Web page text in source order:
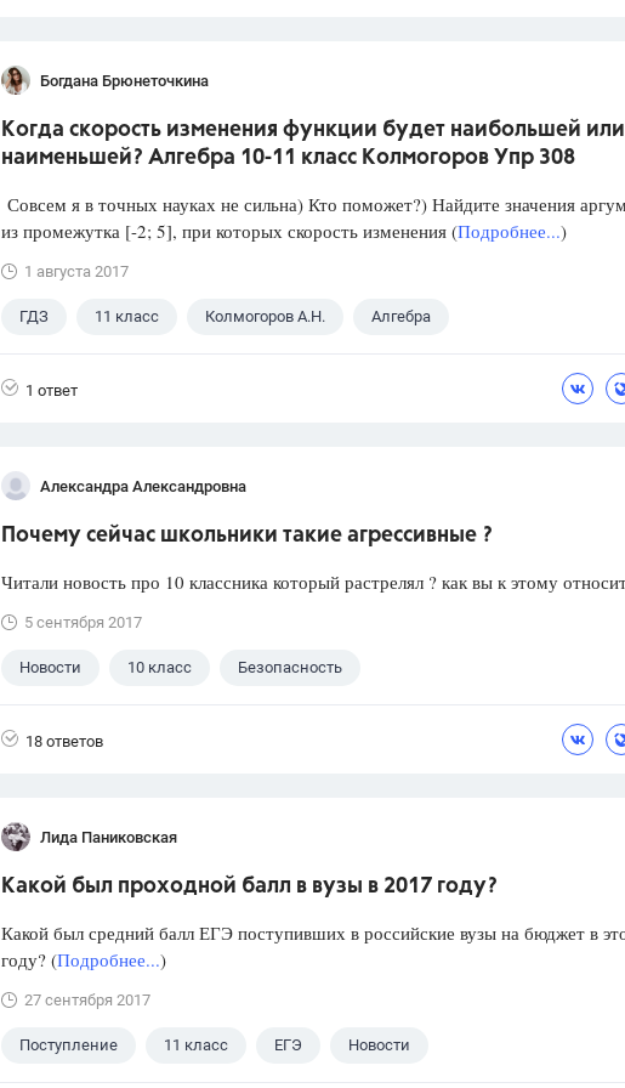
Богдана Брюнеточкина
Когда скорость изменения функции будет наибольшей или
наименьшей? Алгебра 10-11 класс Колмогоров Упр 308
Совсем я в точных науках не сильна) Кто поможет?) Найдите значения
из промежутка [-2; 5], при которых скорость изменения (Подробнее...)
1 августа 2017
ГДЗ 11 класс Колмогоров А.Н. Алгебра
1 ответ
Александра Александровна
Почему сейчас школьники такие агрессивные ?
Читали новость про 10 классника который растрелял ? как вы к этому
5 сентября 2017
Новости 10 класс Безопасность
18 ответов
Лида Паниковская
Какой был проходной балл в вузы в 2017 году?
Какой был средний балл ЕГЭ поступивших в российские вузы на бюджет в
году? (Подробнее...)
27 сентября 2017
Поступление 11 класс ЕГЭ Новости